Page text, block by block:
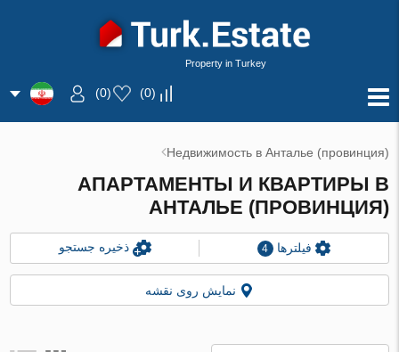
Property in Turkey
(
0
)
(
0
)
Недвижимость в Анталье (провинция)
АПАРТАМЕНТЫ И КВАРТИРЫ В
АНТАЛЬЕ (ПРОВИНЦИЯ)
فیلترها 4 ذخیره جستجو
نمایش روی نقشه